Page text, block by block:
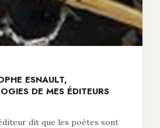
ESNAULT,
DE MES ÉDITEURS
dit que les poètes sont